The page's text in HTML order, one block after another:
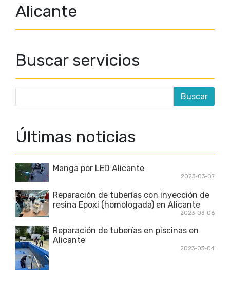
Alicante
Buscar servicios
Últimas noticias
Manga por LED Alicante
2023-03-07
Reparación de tuberías con inyección de
resina Epoxi (homologada) en Alicante
2023-03-06
Reparación de tuberías en piscinas en
Alicante
2023-03-04